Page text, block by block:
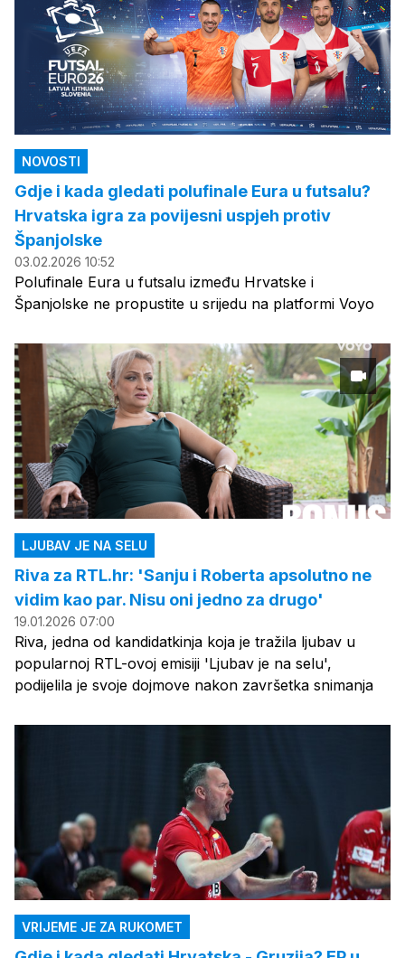
NOVOSTI
Gdje i kada gledati polufinale Eura u futsalu?
Hrvatska igra za povijesni uspjeh protiv
Španjolske
03.02.2026 10:52
Polufinale Eura u futsalu između Hrvatske i
Španjolske ne propustite u srijedu na platformi Voyo
LJUBAV JE NA SELU
Riva za RTL.hr: 'Sanju i Roberta apsolutno ne
vidim kao par. Nisu oni jedno za drugo'
19.01.2026 07:00
Riva, jedna od kandidatkinja koja je tražila ljubav u
popularnoj RTL-ovoj emisiji 'Ljubav je na selu',
podijelila je svoje dojmove nakon završetka snimanja
VRIJEME JE ZA RUKOMET